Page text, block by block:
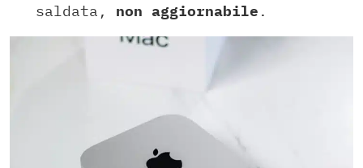
saldata, non aggiornabile .